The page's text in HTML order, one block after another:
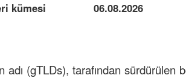
kümesi
06.08.2026
(gTLDs), tarafından sürdürülen